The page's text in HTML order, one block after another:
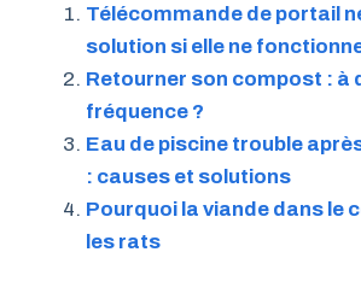
Télécommande de portail
solution si elle ne
Retourner son compost : à
fréquence ?
Eau de piscine trouble
: causes et solutions
Pourquoi la viande dans le
les rats